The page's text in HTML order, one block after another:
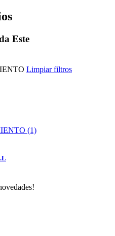
Este
Limpiar filtros
(1)